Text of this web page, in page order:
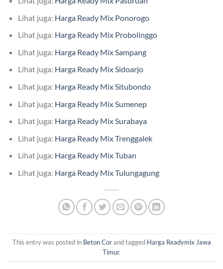
Lihat juga: Harga Ready Mix Ponorogo
Lihat juga: Harga Ready Mix Probolinggo
Lihat juga: Harga Ready Mix Sampang
Lihat juga: Harga Ready Mix Sidoarjo
Lihat juga: Harga Ready Mix Situbondo
Lihat juga: Harga Ready Mix Sumenep
Lihat juga: Harga Ready Mix Surabaya
Lihat juga: Harga Ready Mix Trenggalek
Lihat juga: Harga Ready Mix Tuban
Lihat juga: Harga Ready Mix Tulungagung
This entry was posted in Beton Corand tagged Harga Readymix Jawa
Timur.